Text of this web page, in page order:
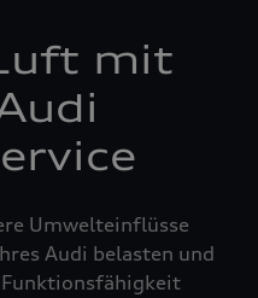
mit
Umwelteinflüsse
Audi belasten und